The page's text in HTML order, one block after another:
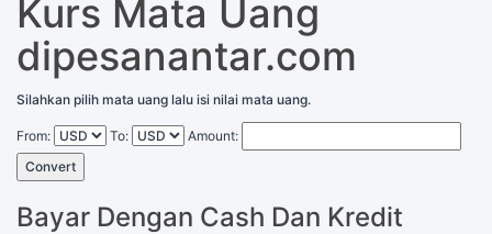
Kurs Mata Uang
dipesanantar.com
Silahkan pilih mata uang lalu isi nilai mata uang.
From: To:
Amount:
Convert
Bayar Dengan Cash Dan Kredit